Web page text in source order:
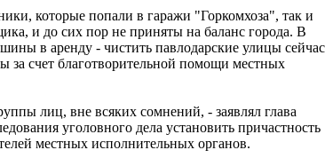
которые попали в гаражи "Горкомхоза", так и
и до сих пор не приняты на баланс города. В
в аренду - чистить павлодарские улицы сейчас
за счет благотворительной помощи местных
лиц, вне всяких сомнений, - заявлял глава
уголовного дела установить причастность
местных исполнительных органов.